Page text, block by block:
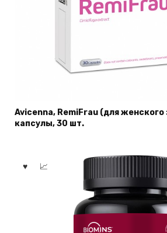
Avicenna, RemiFrau (для женского
капсулы, 30 шт.